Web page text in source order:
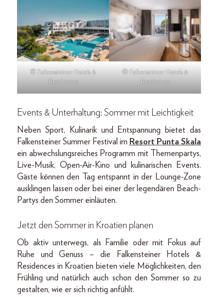
© Falkensteiner Hotels &
Residences
© Falkensteiner Hotels &
Residences
Events & Unterhaltung: Sommer mit Leichtigkeit
Neben Sport, Kulinarik und Entspannung bietet das
Falkensteiner Summer Festival im Resort Punta Skala
ein abwechslungsreiches Programm mit Themenpartys,
Live-Musik, Open-Air-Kino und kulinarischen Events.
Gäste können den Tag entspannt in der Lounge-Zone
ausklingen lassen oder bei einer der legendären Beach-
Partys den Sommer einläuten.
Jetzt den Sommer in Kroatien planen
Ob aktiv unterwegs, als Familie oder mit Fokus auf
Ruhe und Genuss – die Falkensteiner Hotels &
Residences in Kroatien bieten viele Möglichkeiten, den
Frühling und natürlich auch schon den Sommer so zu
gestalten, wie er sich richtig anfühlt.